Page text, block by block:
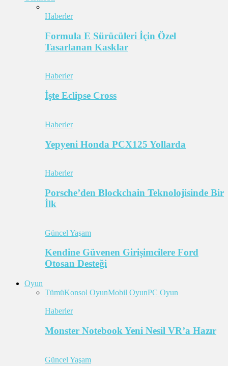
Haberler
Formula E Sürücüleri İçin Özel
Tasarlanan Kasklar
Haberler
İşte Eclipse Cross
Haberler
Yepyeni Honda PCX125 Yollarda
Haberler
Porsche’den Blockchain Teknolojisinde Bir
İlk
Güncel Yaşam
Kendine Güvenen Girişimcilere Ford
Otosan Desteği
Oyun
TümüKonsol OyunMobil OyunPC Oyun
Haberler
Monster Notebook Yeni Nesil VR’a Hazır
Güncel Yaşam